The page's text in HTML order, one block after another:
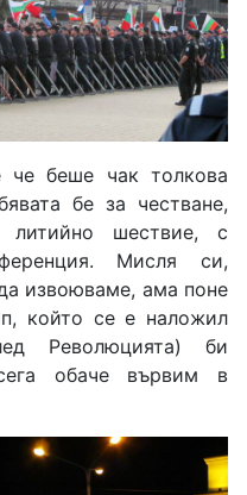
че беше чак толкова
бе за честване,
литийно шествие, с
Мисля си,
извоюваме, ама поне
който се е наложил
Революцията) би
обаче вървим в